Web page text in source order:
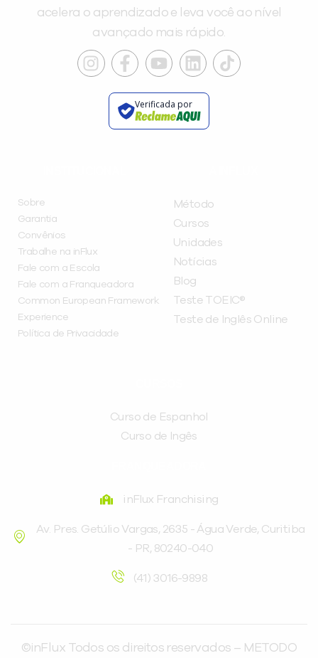
acelera o aprendizado e leva você ao nível
avançado mais rápido.
Verificada por
Sobre
Garantia
Convênios
Trabalhe na inFlux
Fale com a Escola
Fale com a Franqueadora
Common European Framework
Experience
Política de Privacidade
Método
Cursos
Unidades
Notícias
Blog
Teste TOEIC®
Teste de Inglês Online
Curso de Espanhol
Curso de Ingês
inFlux Franchising
Av. Pres. Getúlio Vargas, 2635 - Água Verde, Curitiba
- PR, 80240-040
(41) 3016-9898
©inFlux Todos os direitos reservados – METODO